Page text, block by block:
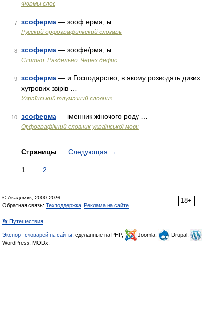
Формы слов
7 зооферма — зооф ерма, ы …
Русский орфографический словарь
8 зооферма — зоофе/рма, ы …
Слитно. Раздельно. Через дефис.
9 зооферма — и Господарство, в якому розводять диких
хутрових звірів …
Український тлумачний словник
10 зооферма — іменник жіночого роду …
Орфографічний словник української мови
Страницы Следующая →
1 2
18+
© Академик, 2000-2026
Обратная связь: Техподдержка Реклама на сайте
👣 Путешествия
Экспорт словарей на сайты , сделанные на PHP, Joomla,
Drupal,
WordPress, MODx.